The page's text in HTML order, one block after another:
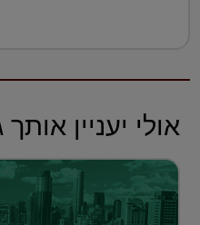
אולי יעניין